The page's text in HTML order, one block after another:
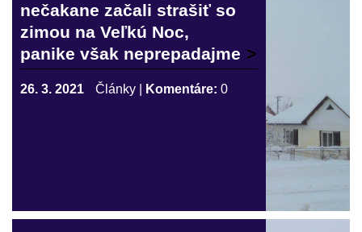
nečakane začali strašiť so
zimou na Veľkú Noc,
panike však neprepadajme
26. 3. 2021 Články Komentáre: 0